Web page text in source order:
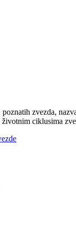
zvezda,
ciklusima